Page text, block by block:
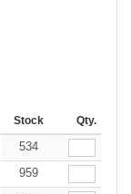
144-287 288 + More
Stock Qty.
22.99
534
22.99
959